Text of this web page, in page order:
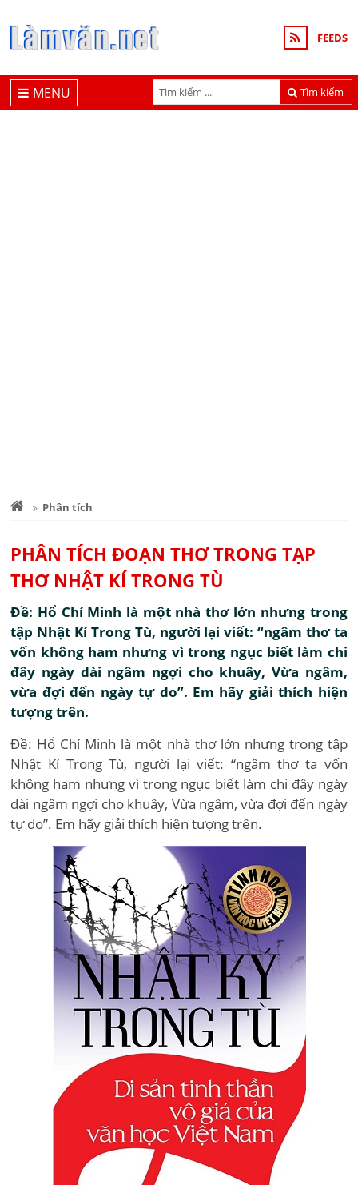
FEEDS
Tìm kiếm
MENU
Phân tích
PHÂN TÍCH ĐOẠN THƠ TRONG TẠP
THƠ NHẬT KÍ TRONG TÙ
Đề: Hổ Chí Minh là một nhà thơ lớn nhưng trong
tập Nhật Kí Trong Tù, người lại viết: “ngâm thơ ta
vốn không ham nhưng vì trong ngục biết làm chi
đây ngày dài ngâm ngợi cho khuây, Vừa ngâm,
vừa đợi đến ngày tự do”. Em hãy giải thích hiện
tượng trên.
Đề: Hổ Chí Minh là một nhà thơ lớn nhưng trong tập
Nhật Kí Trong Tù, người lại viết: “ngâm thơ ta vốn
không ham nhưng vì trong ngục biết làm chi đây ngày
dài ngâm ngợi cho khuây, Vừa ngâm, vừa đợi đến ngày
tự do”. Em hãy giải thích hiện tượng trên.